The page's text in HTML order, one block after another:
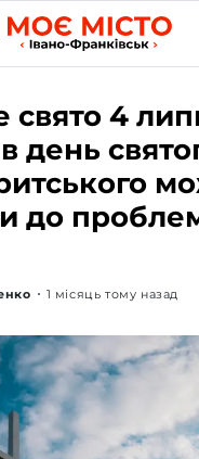
4
день
до
1 місяць тому назад